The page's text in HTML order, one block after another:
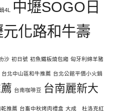
4L
中壢SOGO日
元化路和牛壽
沙 初日號 初魚鐵板燒包廂 匈牙利綿羊豬
台北中山區和牛推薦 台北公館平價小火鍋
台南咖啡豆 台南麗新大
推薦 台畜中秋烤肉禮盒 大成 杜洛克紅